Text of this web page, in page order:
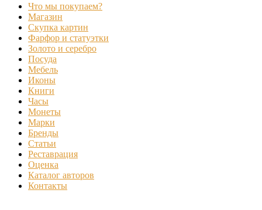
Что мы покупаем?
Магазин
Скупка картин
Фарфор и статуэтки
Золото и серебро
Посуда
Мебель
Иконы
Книги
Часы
Монеты
Марки
Бренды
Статьи
Реставрация
Оценка
Каталог авторов
Контакты